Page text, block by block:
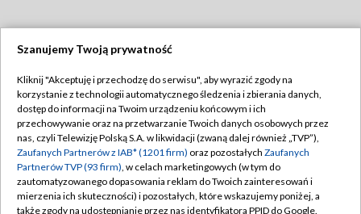
TVP
Abonament TVP
Emisja w TVP
Centrum informacji TVP
Naziemna Telewizja Cyfrowa
Regulamin TVP
Polityka prywatności
Moje zgody
Pomoc
Szanujemy Twoją prywatność
Kliknij "Akceptuję i przechodzę do serwisu", aby wyrazić zgody na
korzystanie z technologii automatycznego śledzenia i zbierania danych,
dostęp do informacji na Twoim urządzeniu końcowym i ich
przechowywanie oraz na przetwarzanie Twoich danych osobowych przez
nas, czyli Telewizję Polską S.A. w likwidacji (zwaną dalej również „TVP”),
Zaufanych Partnerów z IAB* (1201 firm) oraz pozostałych Zaufanych
Partnerów TVP (93 firm), w celach marketingowych (w tym do
zautomatyzowanego dopasowania reklam do Twoich zainteresowań i
mierzenia ich skuteczności) i pozostałych, które wskazujemy poniżej, a
także zgody na udostępnianie przez nas identyfikatora PPID do Google.